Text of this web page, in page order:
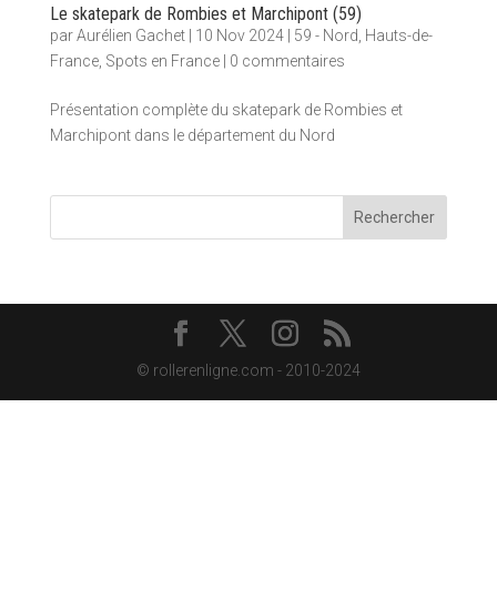
Le skatepark de Rombies et Marchipont (59)
parAurélien Gachet| 10 Nov 2024| 59 - Nord Hauts-de-
France, Spots en France| 0 commentaires
Présentation complète du skatepark de Rombies et
Marchipont dans le département du Nord
Rechercher
© rollerenligne.com - 2010-2024